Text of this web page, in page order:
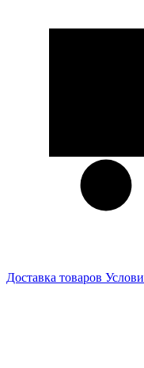
Доставка товаров